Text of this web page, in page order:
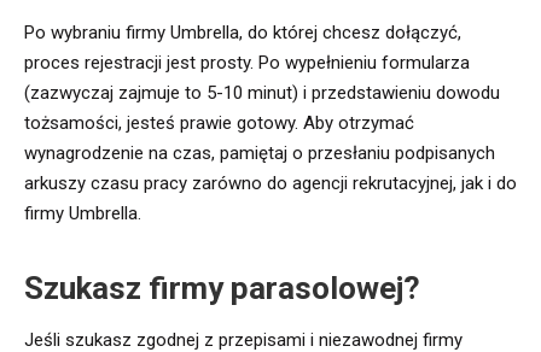
Po wybraniu firmy Umbrella, do której chcesz dołączyć,
proces rejestracji jest prosty. Po wypełnieniu formularza
(zazwyczaj zajmuje to 5-10 minut) i przedstawieniu dowodu
tożsamości, jesteś prawie gotowy. Aby otrzymać
wynagrodzenie na czas, pamiętaj o przesłaniu podpisanych
arkuszy czasu pracy zarówno do agencji rekrutacyjnej, jak i do
firmy Umbrella.
Szukasz firmy parasolowej?
Jeśli szukasz zgodnej z przepisami i niezawodnej firmy